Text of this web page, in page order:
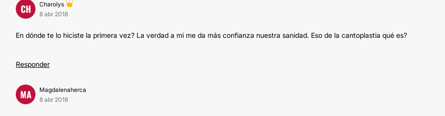
CH
Charolys
8 abr 2018
En dónde te lo hiciste la primera vez? La verdad a mi me da más confianza nuestra sanidad. Eso de la cantoplastia qué es?
Responder
MA
Magdalenaherca
8 abr 2018